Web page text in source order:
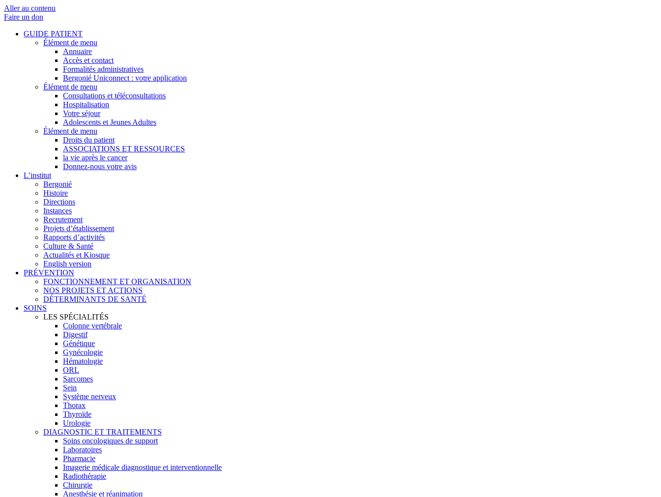
Aller au contenu
Faire un don
GUIDE PATIENT
Élément de menu
Annuaire
Accès et contact
Formalités administratives
Bergonié Uniconnect : votre application
Élément de menu
Consultations et téléconsultations
Hospitalisation
Votre séjour
Adolescents et Jeunes Adultes
Élément de menu
Droits du patient
ASSOCIATIONS ET RESSOURCES
la vie après le cancer
Donnez-nous votre avis
L’institut
Bergonié
Histoire
Directions
Instances
Recrutement
Projets d’établissement
Rapports d’activités
Culture & Santé
Actualités et Kiosque
English version
PRÉVENTION
FONCTIONNEMENT ET ORGANISATION
NOS PROJETS ET ACTIONS
DÉTERMINANTS DE SANTÉ
SOINS
LES SPÉCIALITÉS
Colonne vertébrale
Digestif
Génétique
Gynécologie
Hématologie
ORL
Sarcomes
Sein
Système nerveux
Thorax
Thyroïde
Urologie
DIAGNOSTIC ET TRAITEMENTS
Soins oncologiques de support
Laboratoires
Pharmacie
Imagerie médicale diagnostique et interventionnelle
Radiothérapie
Chirurgie
Anesthésie et réanimation